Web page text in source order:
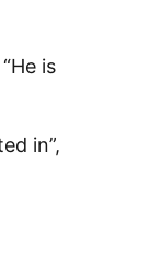
is
in”,